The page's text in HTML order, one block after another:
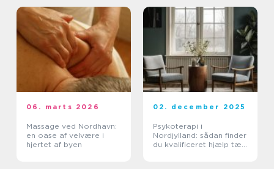
06. marts 2026
Massage ved Nordhavn:
en oase af velvære i
hjertet af byen
02. december 2025
Psykoterapi i
Nordjylland: sådan finder
du kvalificeret hjælp tæt